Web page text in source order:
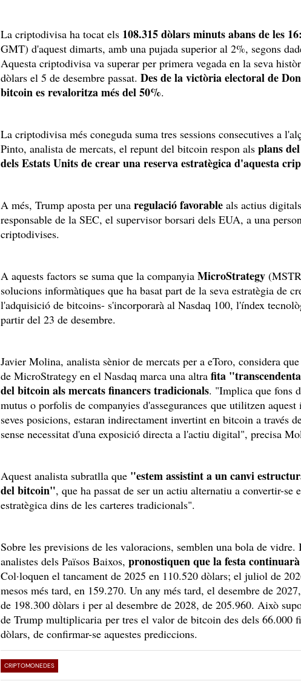
La criptodivisa ha tocat els 108.315 dòlars minuts abans de les
GMT) d'aquest dimarts, amb una pujada superior al 2%, segons
Aquesta criptodivisa va superar per primera vegada en la seva
dòlars el 5 de desembre passat. Des de la victòria electoral de
bitcoin es revaloritza més del 50%.
La criptodivisa més coneguda suma tres sessions consecutives a
Pinto, analista de mercats, el repunt del bitcoin respon als plans
dels Estats Units de crear una reserva estratègica d'aquesta
A més, Trump aposta per una regulació favorable als actius
responsable de la SEC, el supervisor borsari dels EUA, a una
criptodivises.
A aquests factors se suma que la companyia MicroStrategy
solucions informàtiques que ha basat part de la seva estratègia de
l'adquisició de bitcoins- s'incorporarà al Nasdaq 100, l'índex
partir del 23 de desembre.
Javier Molina, analista sènior de mercats per a eToro, considera
de MicroStrategy en el Nasdaq marca una altra fita
del bitcoin als mercats financers tradicionals. "Implica que fons
mutus o porfolis de companyies d'assegurances que utilitzen aquest
seves posicions, estaran indirectament invertint en bitcoin a través
sense necessitat d'una exposició directa a l'actiu digital", precisa
Aquest analista subratlla que "estem assistint a un canvi
del bitcoin", que ha passat de ser un actiu alternatiu a convertir-se
estratègica dins de les carteres tradicionals".
Sobre les previsions de les valoracions, semblen una bola de
analistes dels Països Baixos, pronostiquen que la festa
Col·loquen el tancament de 2025 en 110.520 dòlars; el juliol de
mesos més tard, en 159.270. Un any més tard, el desembre de
de 198.300 dòlars i per al desembre de 2028, de 205.960. Això
de Trump multiplicaria per tres el valor de bitcoin des dels 66.000
dòlars, de confirmar-se aquestes prediccions.
CRIPTOMONEDES